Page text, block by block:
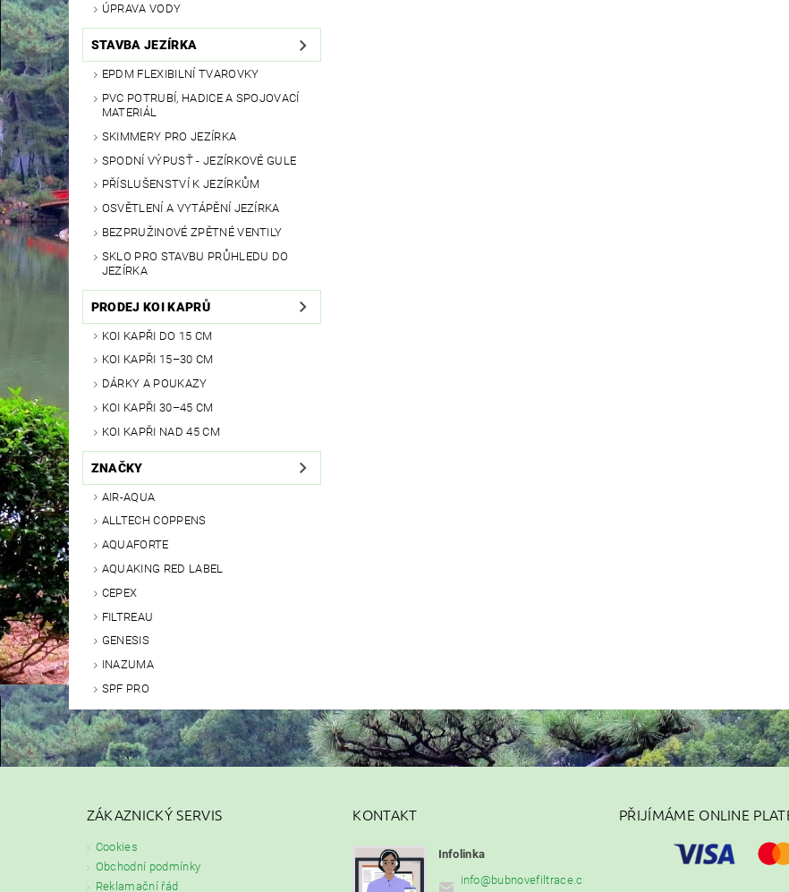
ÚPRAVA VODY
STAVBA JEZÍRKA
EPDM FLEXIBILNÍ TVAROVKY
PVC POTRUBÍ, HADICE A SPOJOVACÍ
MATERIÁL
SKIMMERY PRO JEZÍRKA
SPODNÍ VÝPUSŤ - JEZÍRKOVÉ GULE
PŘÍSLUŠENSTVÍ K JEZÍRKŮM
OSVĚTLENÍ A VYTÁPĚNÍ JEZÍRKA
BEZPRUŽINOVÉ ZPĚTNÉ VENTILY
SKLO PRO STAVBU PRŮHLEDU DO
JEZÍRKA
PRODEJ KOI KAPRŮ
KOI KAPŘI DO 15 CM
KOI KAPŘI 15–30 CM
DÁRKY A POUKAZY
KOI KAPŘI 30–45 CM
KOI KAPŘI NAD 45 CM
ZNAČKY
AIR-AQUA
ALLTECH COPPENS
AQUAFORTE
AQUAKING RED LABEL
CEPEX
FILTREAU
GENESIS
INAZUMA
SPF PRO
ZÁKAZNICKÝ SERVIS
Cookies
Obchodní podmínky
Reklamační řád
KONTAKT
Infolinka
info@bubnovefiltrace.c
PŘIJÍMÁME ONLINE